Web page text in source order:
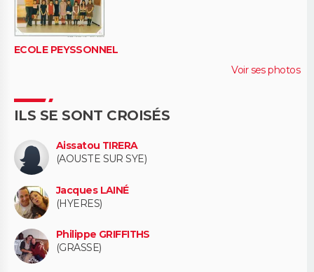
ECOLE PEYSSONNEL
Voir ses photos
ILS SE SONT CROISÉS
Aissatou TIRERA
(AOUSTE SUR SYE)
Jacques LAINÉ
(HYERES)
Philippe GRIFFITHS
(GRASSE)